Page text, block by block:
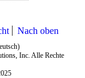
Nach oben
Inc. Alle Rechte